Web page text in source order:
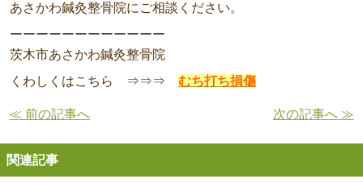
あさかわ鍼灸整骨院にご相談ください。
ーーーーーーーーーーーー
茨木市あさかわ鍼灸整骨院
くわしくはこちら ⇒⇒⇒ むち打ち損傷
≪ 前の記事へ 次の記事へ ≫
関連記事